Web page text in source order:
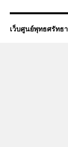
เว็บศูนย์พุทธศรัทธา